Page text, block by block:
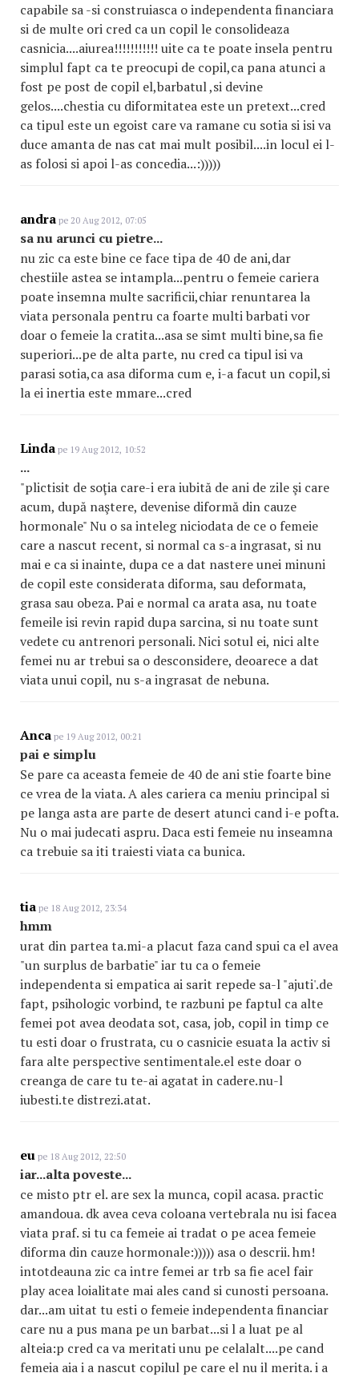
capabile sa -si construiasca o independenta financiara
si de multe ori cred ca un copil le consolideaza
casnicia....aiurea!!!!!!!!!!! uite ca te poate insela pentru
simplul fapt ca te preocupi de copil,ca pana atunci a
fost pe post de copil el,barbatul ,si devine
gelos....chestia cu diformitatea este un pretext...cred
ca tipul este un egoist care va ramane cu sotia si isi va
duce amanta de nas cat mai mult posibil....in locul ei l-
as folosi si apoi l-as concedia...:)))))
andra pe 20 Aug 2012, 07:05
sa nu arunci cu pietre...
nu zic ca este bine ce face tipa de 40 de ani,dar
chestiile astea se intampla...pentru o femeie cariera
poate insemna multe sacrificii,chiar renuntarea la
viata personala pentru ca foarte multi barbati vor
doar o femeie la cratita...asa se simt multi bine,sa fie
superiori...pe de alta parte, nu cred ca tipul isi va
parasi sotia,ca asa diforma cum e, i-a facut un copil,si
la ei inertia este mmare...cred
Linda pe 19 Aug 2012, 10:52
...
"plictisit de soţia care-i era iubită de ani de zile şi care
acum, după naştere, devenise diformă din cauze
hormonale" Nu o sa inteleg niciodata de ce o femeie
care a nascut recent, si normal ca s-a ingrasat, si nu
mai e ca si inainte, dupa ce a dat nastere unei minuni
de copil este considerata diforma, sau deformata,
grasa sau obeza. Pai e normal ca arata asa, nu toate
femeile isi revin rapid dupa sarcina, si nu toate sunt
vedete cu antrenori personali. Nici sotul ei, nici alte
femei nu ar trebui sa o desconsidere, deoarece a dat
viata unui copil, nu s-a ingrasat de nebuna.
Anca pe 19 Aug 2012, 00:21
pai e simplu
Se pare ca aceasta femeie de 40 de ani stie foarte bine
ce vrea de la viata. A ales cariera ca meniu principal si
pe langa asta are parte de desert atunci cand i-e pofta.
Nu o mai judecati aspru. Daca esti femeie nu inseamna
ca trebuie sa iti traiesti viata ca bunica.
tia pe 18 Aug 2012, 23:34
hmm
urat din partea ta.mi-a placut faza cand spui ca el avea
"un surplus de barbatie" iar tu ca o femeie
independenta si empatica ai sarit repede sa-l "ajuti'.de
fapt, psihologic vorbind, te razbuni pe faptul ca alte
femei pot avea deodata sot, casa, job, copil in timp ce
tu esti doar o frustrata, cu o casnicie esuata la activ si
fara alte perspective sentimentale.el este doar o
creanga de care tu te-ai agatat in cadere.nu-l
iubesti.te distrezi.atat.
eu pe 18 Aug 2012, 22:50
iar...alta poveste...
ce misto ptr el. are sex la munca, copil acasa. practic
amandoua. dk avea ceva coloana vertebrala nu isi facea
viata praf. si tu ca femeie ai tradat o pe acea femeie
diforma din cauze hormonale:))))) asa o descrii. hm!
intotdeauna zic ca intre femei ar trb sa fie acel fair
play acea loialitate mai ales cand si cunosti persoana.
dar...am uitat tu esti o femeie independenta financiar
care nu a pus mana pe un barbat...si l a luat pe al
alteia:p cred ca va meritati unu pe celalalt....pe cand
femeia aia i a nascut copilul pe care el nu il merita. i a